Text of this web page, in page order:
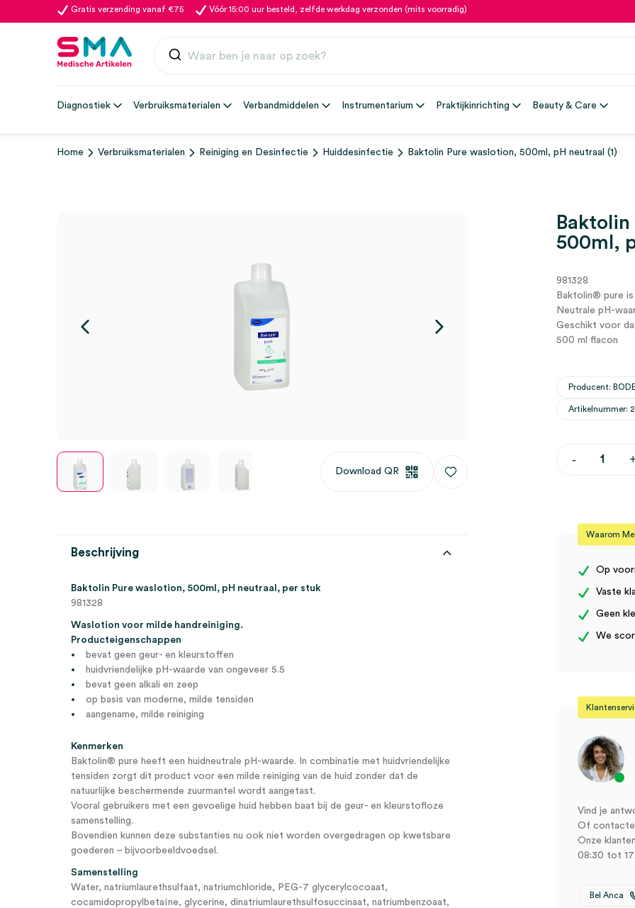
Gratis verzending vanaf €75 Vóór 15:00 uur besteld, zelfde werkdag verzonden (mits voorradig)
Diagnostiek Verbruiksmaterialen Verbandmiddelen Instrumentarium Praktijkinrichting Beauty & Care
Home Verbruiksmaterialen Reiniging en Desinfectie Huiddesinfectie Baktolin Pure waslotion, 500ml, pH neutraal (1)
Download QR
500ml,
981328
Baktolin® pure
Neutrale pH-
Geschikt voor
500 ml flacon
Producent:
Artikelnummer:
-Baktolin
(1)
aantal
Beschrijving
Baktolin Pure waslotion, 500ml, pH neutraal, per stuk
981328
Waslotion voor milde handreiniging.
Producteigenschappen
bevat geen geur- en kleurstoffen
huidvriendelijke pH-waarde van ongeveer 5.5
bevat geen alkali en zeep
op basis van moderne, milde tensiden
aangename, milde reiniging
Kenmerken
Baktolin® pure heeft een huidneutrale pH-waarde. In combinatie met huidvriendelijke
tensiden zorgt dit product voor een milde reiniging van de huid zonder dat de
natuurlijke beschermende zuurmantel wordt aangetast.
Vooral gebruikers met een gevoelige huid hebben baat bij de geur- en kleurstofloze
samenstelling.
Bovendien kunnen deze substanties nu ook niet worden overgedragen op kwetsbare
goederen – bijvoorbeeldvoedsel.
Samenstelling
Water, natriumlaurethsulfaat, natriumchloride, PEG-7 glycerylcocoaat,
cocamidopropylbetaïne, glycerine, dinatriumlaurethsulfosuccinaat, natriumbenzoaat,
Waarom
Op
Vaste
Geen
We
Vind je
Of
Onze
08:30 tot
Bel Anca